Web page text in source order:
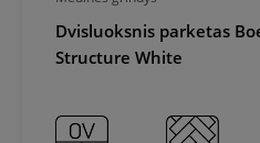
Dvisluoksnis parketas
Structure White